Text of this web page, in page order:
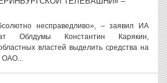
несправедливо», – заявил ИА
Облдумы Константин Карякин,
властей выделить средства на
ОАО...